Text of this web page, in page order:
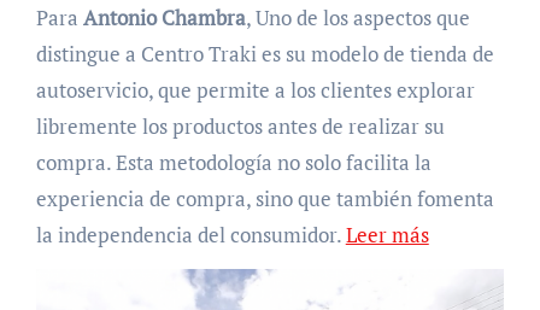
Para Antonio Chambra, Uno de los aspectos que
distingue a Centro Traki es su modelo de tienda de
autoservicio, que permite a los clientes explorar
libremente los productos antes de realizar su
compra. Esta metodología no solo facilita la
experiencia de compra, sino que también fomenta
la independencia del consumidor.Leer más